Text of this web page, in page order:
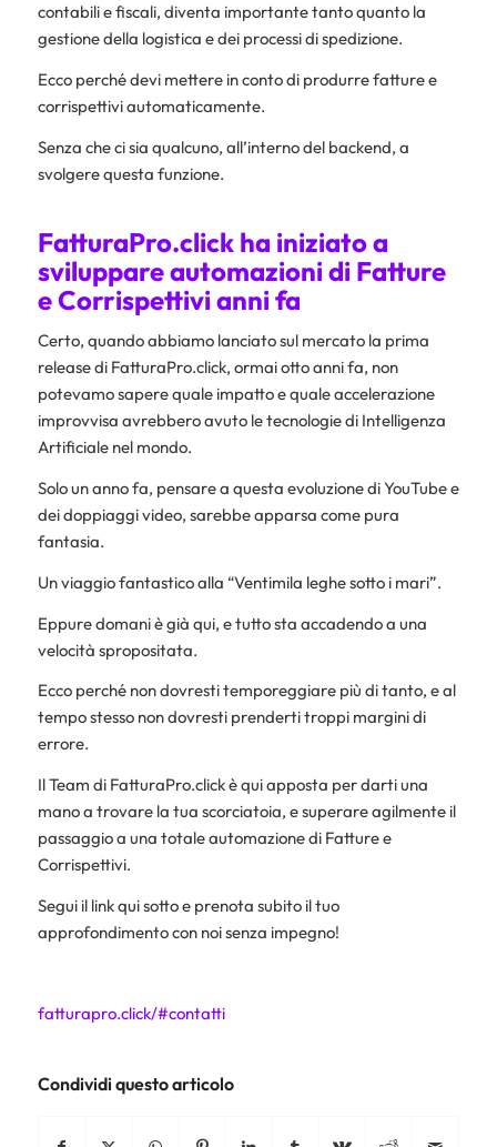
contabili e fiscali, diventa importante tanto quanto la
gestione della logistica e dei processi di spedizione.
Ecco perché devi mettere in conto di produrre fatture e
corrispettivi automaticamente.
Senza che ci sia qualcuno, all’interno del backend, a
svolgere questa funzione.
FatturaPro.click ha iniziato a
sviluppare automazioni di Fatture
e Corrispettivi anni fa
Certo, quando abbiamo lanciato sul mercato la prima
release di FatturaPro.click, ormai otto anni fa, non
potevamo sapere quale impatto e quale accelerazione
improvvisa avrebbero avuto le tecnologie di Intelligenza
Artificiale nel mondo.
Solo un anno fa, pensare a questa evoluzione di YouTube e
dei doppiaggi video, sarebbe apparsa come pura
fantasia.
Un viaggio fantastico alla “Ventimila leghe sotto i mari”.
Eppure domani è già qui, e tutto sta accadendo a una
velocità spropositata.
Ecco perché non dovresti temporeggiare più di tanto, e al
tempo stesso non dovresti prenderti troppi margini di
errore.
Il Team di FatturaPro.click è qui apposta per darti una
mano a trovare la tua scorciatoia, e superare agilmente il
passaggio a una totale automazione di Fatture e
Corrispettivi.
Segui il link qui sotto e prenota subito il tuo
approfondimento con noi senza impegno!
fatturapro.click/#contatti
Condividi questo articolo